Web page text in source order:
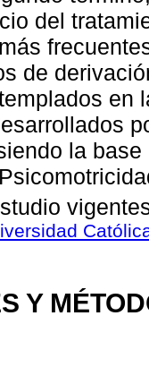
del
de
en
la
Y